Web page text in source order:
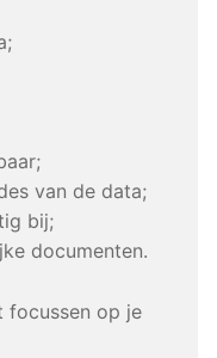
van de data;
bij;
documenten.
focussen op je